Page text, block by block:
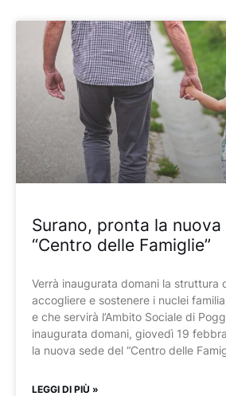
Surano, pronta la nuova
“Centro delle Famiglie”
Verrà inaugurata domani la struttura
accogliere e sostenere i nuclei
e che servirà l’Ambito Sociale di
inaugurata domani, giovedì 19
la nuova sede del “Centro delle
LEGGI DI PIÙ »